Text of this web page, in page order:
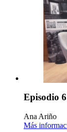
Episodio
Ana Ariño
Más